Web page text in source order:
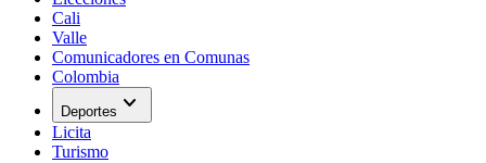
Cali
Valle
Comunicadores en Comunas
Colombia
Deportes expand_more
Licita
Turismo